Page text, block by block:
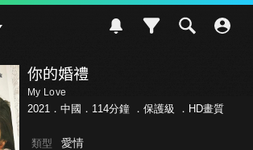
你的婚禮
My Love
2021．中國．114分鐘 ． 保護級 ．HD畫質
類型 愛情